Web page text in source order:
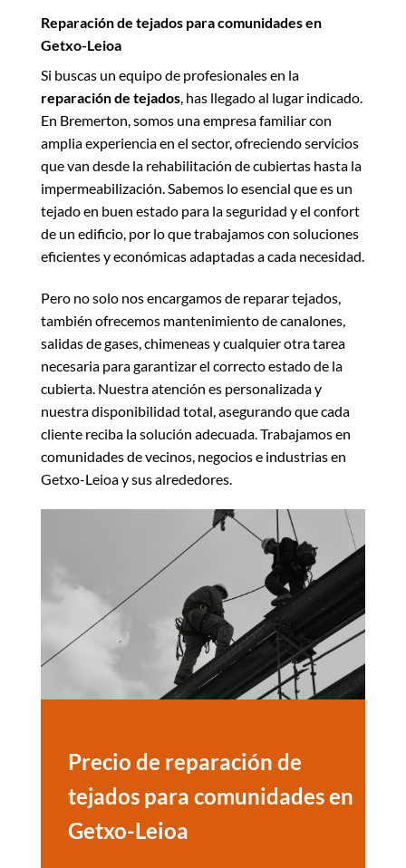
Reparación de tejados para comunidades en
Getxo-Leioa
Si buscas un equipo de profesionales en la
reparación de tejados, has llegado al lugar indicado.
En Bremerton, somos una empresa familiar con
amplia experiencia en el sector, ofreciendo servicios
que van desde la rehabilitación de cubiertas hasta la
impermeabilización. Sabemos lo esencial que es un
tejado en buen estado para la seguridad y el confort
de un edificio, por lo que trabajamos con soluciones
eficientes y económicas adaptadas a cada necesidad.
Pero no solo nos encargamos de reparar tejados,
también ofrecemos mantenimiento de canalones,
salidas de gases, chimeneas y cualquier otra tarea
necesaria para garantizar el correcto estado de la
cubierta. Nuestra atención es personalizada y
nuestra disponibilidad total, asegurando que cada
cliente reciba la solución adecuada. Trabajamos en
comunidades de vecinos, negocios e industrias en
Getxo-Leioa y sus alrededores.
Precio de reparación de
tejados para comunidades en
Getxo-Leioa